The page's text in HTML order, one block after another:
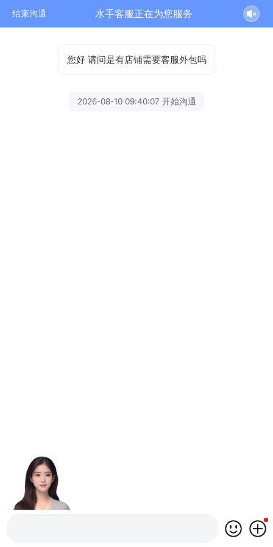
结束沟通 水手客服正在为您服务
您好 请问是有店铺需要客服外包吗
2026-08-10 09:40:07 开始沟通